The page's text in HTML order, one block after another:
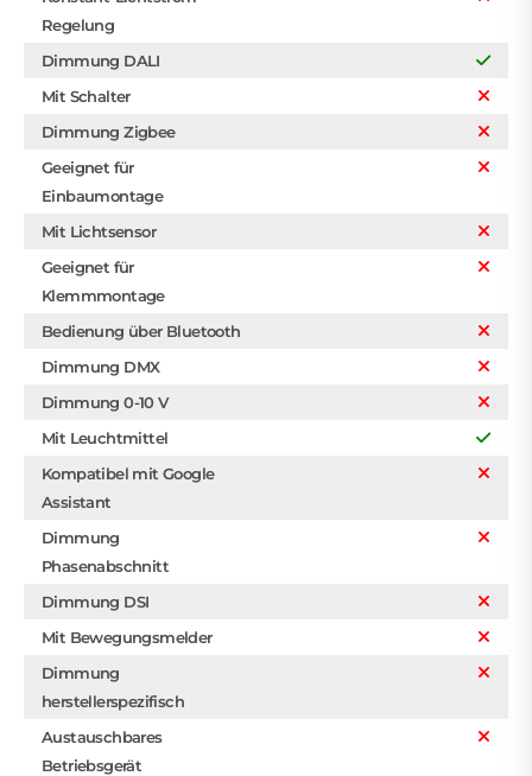
Regelung
Dimmung DALI
Mit Schalter
Dimmung Zigbee
Geeignet für
Einbaumontage
Mit Lichtsensor
Geeignet für
Klemmmontage
Bedienung über Bluetooth
Dimmung DMX
Dimmung 0-10 V
Mit Leuchtmittel
Kompatibel mit Google
Assistant
Dimmung
Phasenabschnitt
Dimmung DSI
Mit Bewegungsmelder
Dimmung
herstellerspezifisch
Austauschbares
Betriebsgerät